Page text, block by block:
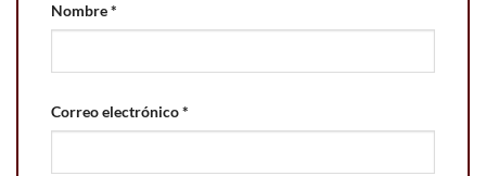
Nombre*
Correo electrónico*